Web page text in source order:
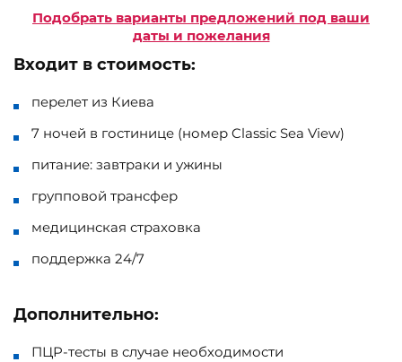
Подобрать варианты предложений под ваши
даты и пожелания
Входит в стоимость:
перелет из Киева
7 ночей в гостинице (номер Classic Sea View)
питание: завтраки и ужины
групповой трансфер
медицинская страховка
поддержка 24/7
Дополнительно:
ПЦР-тесты в случае необходимости